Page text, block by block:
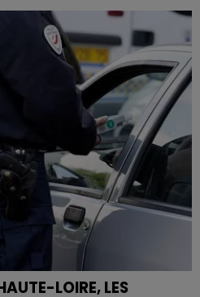
LOIRE, LES